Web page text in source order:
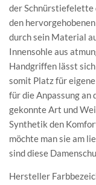
der Schnürstiefelette
den
durch sein Material
Innensohle aus
Handgriffen lässt
somit Platz für
für die Anpassung
gekonnte Art und
Synthetik den
möchte man sie am
sind diese
Hersteller